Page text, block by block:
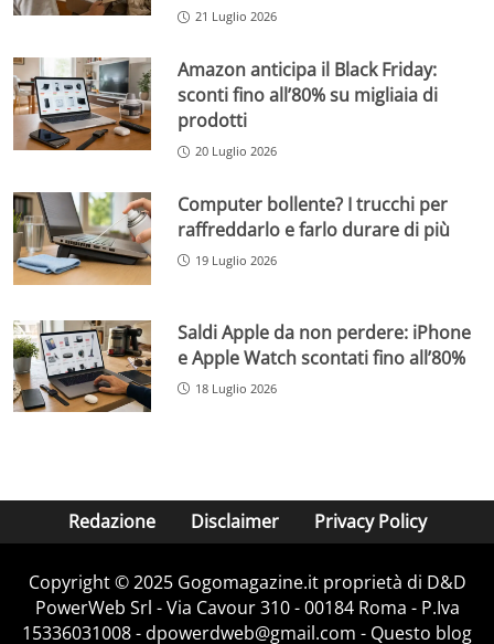
21 Luglio 2026
Amazon anticipa il Black Friday:
sconti fino all’80% su migliaia di
prodotti
20 Luglio 2026
Computer bollente? I trucchi per
raffreddarlo e farlo durare di più
19 Luglio 2026
Saldi Apple da non perdere: iPhone
e Apple Watch scontati fino all’80%
18 Luglio 2026
Redazione Disclaimer Privacy Policy
Copyright © 2025 Gogomagazine.it proprietà di D&D
PowerWeb Srl - Via Cavour 310 - 00184 Roma - P.Iva
15336031008 - dpowerdweb@gmail.com - Questo blog